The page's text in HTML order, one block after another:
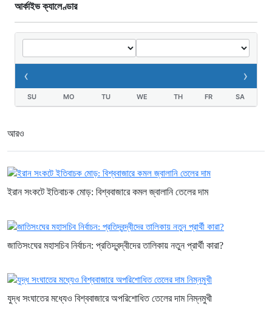
আর্কাইভ ক্যালেণ্ডার
‹ ›
SU MO TU WE TH FR SA
আরও
ইরান সংকটে ইতিবাচক মোড়: বিশ্ববাজারে কমল জ্বালানি তেলের দাম
জাতিসংঘের মহাসচিব নির্বাচন: প্রতিদ্বন্দ্বীদের তালিকায় নতুন প্রার্থী কারা?
যুদ্ধ সংঘাতের মধ্যেও বিশ্ববাজারে অপরিশোধিত তেলের দাম নিম্নমুখী